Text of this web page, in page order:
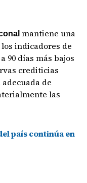
mantiene una
indicadores de
90 días más bajos
crediticias
de
las
país continúa en